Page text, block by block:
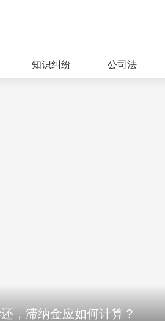
知识纠纷 公司法
，滞纳金应如何计算？